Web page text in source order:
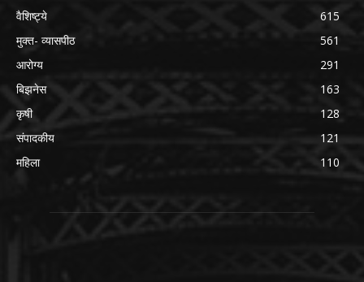
वैशिष्ट्ये
615
मुक्त- व्यासपीठ
561
आरोग्य
291
बिझनेस
163
कृषी
128
संपादकीय
121
महिला
110